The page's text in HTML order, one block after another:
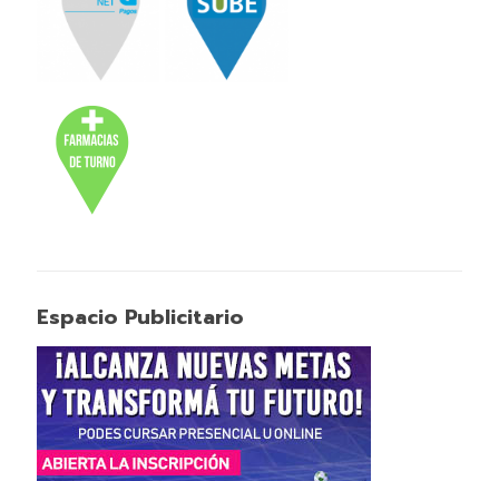
Espacio Publicitario